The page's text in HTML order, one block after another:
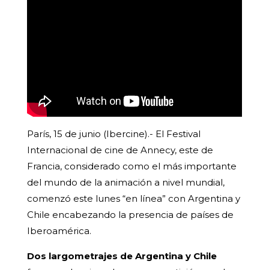
París, 15 de junio (Ibercine).- El Festival
Internacional de cine de Annecy, este de
Francia, considerado como el más importante
del mundo de la animación a nivel mundial,
comenzó este lunes “en línea” con Argentina y
Chile encabezando la presencia de países de
Iberoamérica.
Dos largometrajes de Argentina y Chile